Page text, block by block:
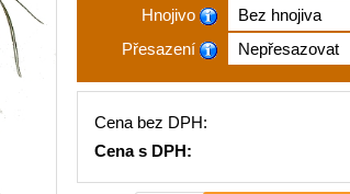
Hnojivo
Přesazení
Cena bez DPH:
Cena s DPH: